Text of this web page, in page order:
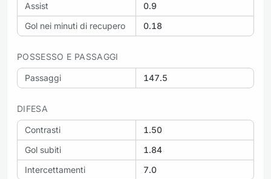
Assist
0.9
Gol nei minuti di recupero
0.18
POSSESSO E PASSAGGI
Passaggi 147.5
DIFESA
Contrasti
1.50
Gol subiti
1.84
Intercettamenti
7.0